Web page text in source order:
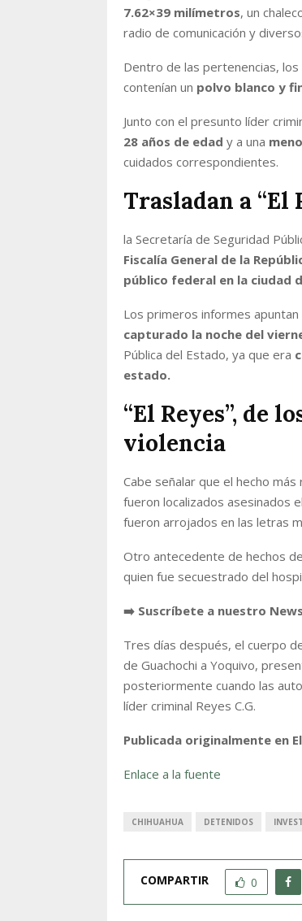
7.62×39 milímetros, un
radio de comunicación y
Dentro de las pertenencias, los
contenían un polvo blanco y
Junto con el presunto líder
28 años de edad y a una
cuidados correspondientes.
Trasladan a “El
la Secretaría de Seguridad
Fiscalía General de la
público federal en la ciudad
Los primeros informes apuntan
capturado la noche del
Pública del Estado, ya que era
estado.
“El Reyes”, de
violencia
Cabe señalar que el hecho
fueron localizados asesinados
fueron arrojados en las letras
Otro antecedente de hechos
quien fue secuestrado del
➡️ Suscríbete a nuestro
Tres días después, el cuerpo
de Guachochi a Yoquivo,
posteriormente cuando las
líder criminal Reyes C.G.
Publicada originalmente en
Enlace a la fuente
CHIHUAHUA DETENIDOS
COMPARTIR 0